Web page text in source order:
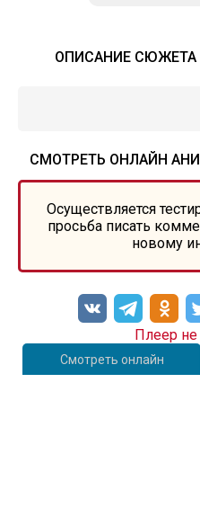
ОПИСАНИЕ СЮЖЕТА
СМОТРЕТЬ ОНЛАЙН
Осуществляется
просьба писать
новому
Смотреть онлайн
Плеер не